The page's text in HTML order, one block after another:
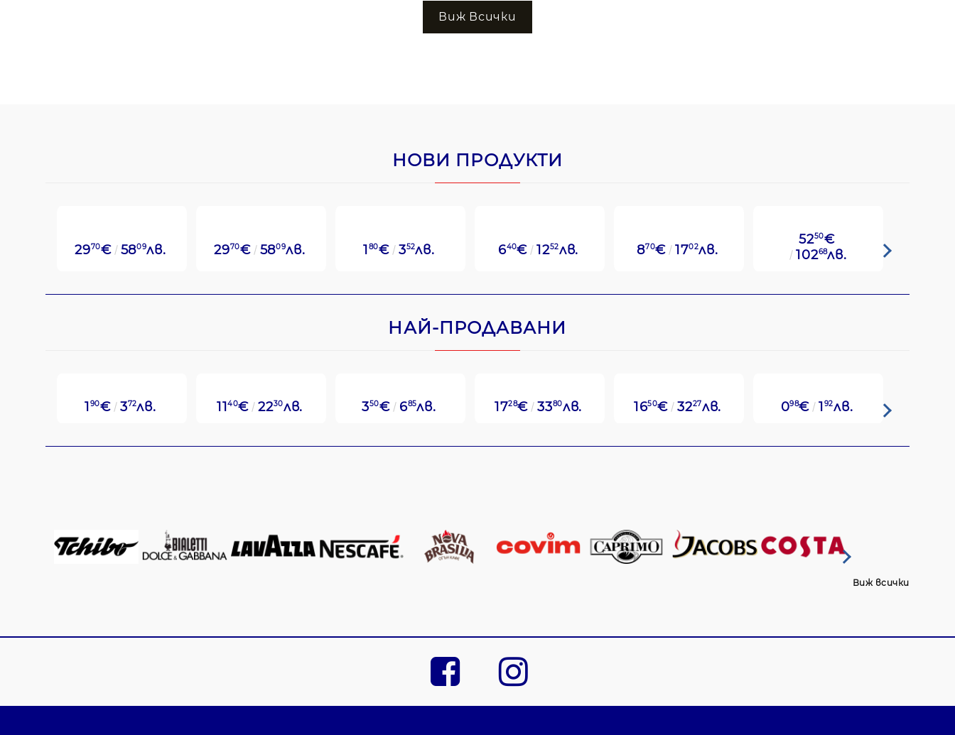
Виж Всички
НОВИ ПРОДУКТИ
2970€ 5809лв. 2970€ 5809лв. 1 80€ 352лв. 640€ 1252лв. 870€ 1702лв.
5250€
10268лв.
НАЙ-ПРОДАВАНИ
1 90€ 372лв. 1140€ 2230лв. 350€ 685лв. 1728€ 3380лв. 1650€ 3227лв. 098€ 1 92лв.
Виж всички